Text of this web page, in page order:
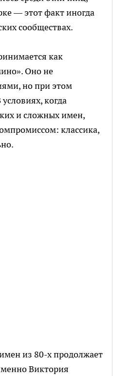
— этот факт иногда
сообществах.
как
Оно не
но при этом
когда
и сложных имен,
классика,
из 80-х продолжает
Виктория